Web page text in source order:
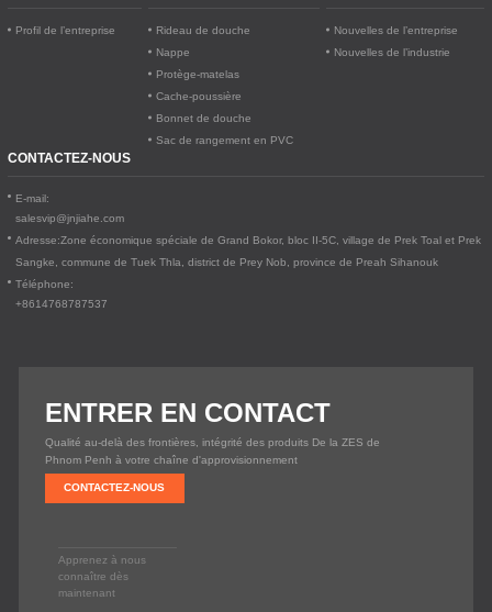
Profil de l’entreprise
Rideau de douche
Nappe
Protège-matelas
Cache-poussière
Bonnet de douche
Sac de rangement en PVC
Nouvelles de l’entreprise
Nouvelles de l’industrie
CONTACTEZ-NOUS
E-mail:
salesvip@jnjiahe.com
Adresse:Zone économique spéciale de Grand Bokor, bloc II-5C, village de Prek Toal et Prek
Sangke, commune de Tuek Thla, district de Prey Nob, province de Preah Sihanouk
Téléphone:
+8614768787537
ENTRER EN CONTACT
Qualité au-delà des frontières, intégrité des produits De la ZES de
Phnom Penh à votre chaîne d'approvisionnement
CONTACTEZ-NOUS
Apprenez à nous
connaître dès
maintenant